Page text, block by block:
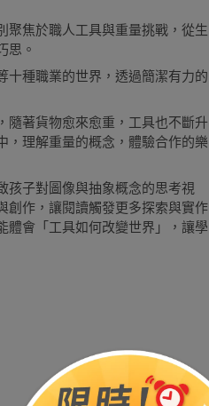
焦於職人工具與重量挑戰，從生
思。
種職業的世界，透過簡潔有力的
著貨物愈來愈重，工具也不斷升
，理解重量的概念，體驗合作的樂
子對圖像與抽象概念的思考視
創作，讓閱讀觸發更多探索與實作
體會「工具如何改變世界」，讓學